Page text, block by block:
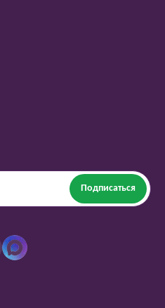
Подписаться